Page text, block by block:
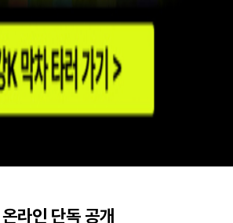
라인 단독 공개